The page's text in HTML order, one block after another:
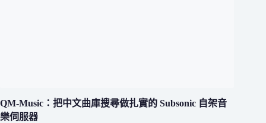
QM-Music：把中文曲庫搜尋做扎實的 Subsonic 自架音
樂伺服器